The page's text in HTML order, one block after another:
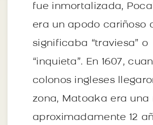
fue inmortalizada,
era un apodo cariñoso
significaba “traviesa” o
“inquieta”. En 1607,
colonos ingleses
zona, Matoaka era una
aproximadamente 12